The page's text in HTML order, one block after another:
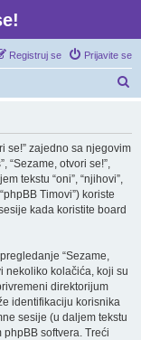
Prijavite se
Registruj se
se!” zajedno sa njegovim
“Sezame, otvori se!”,
tekstu “oni”, “njihovi”,
Timovi”) koriste
kada koristite board
“Sezame,
nekoliko kolačića, koji su
direktorijum
identifikaciju korisnika
sesije (u daljem tekstu
softvera. Treći